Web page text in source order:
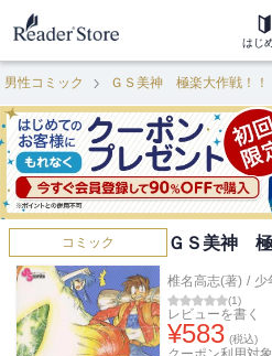
はじ
男性コミック ＧＳ美神 極楽大作戦！！
コミック ＧＳ美神 極
椎名高志(著) / 少
(1)
レビューを書く
¥583 (税込)